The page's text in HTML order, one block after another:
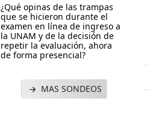
¿Qué opinas de las trampas
que se hicieron durante el
examen en línea de ingreso a
la UNAM y de la decisión de
repetir la evaluación, ahora
de forma presencial?
MAS SONDEOS